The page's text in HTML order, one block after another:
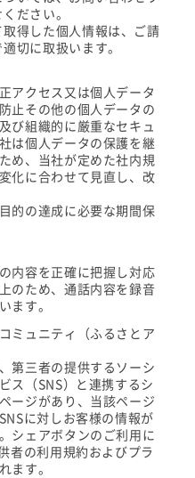
ださい。
得した個人情報は、ご請
切に取扱います。
アクセス又は個人データ
止その他の個人データの
び組織的に厳重なセキュ
は個人データの保護を継
め、当社が定めた社内規
化に合わせて見直し、改
的の達成に必要な期間保
内容を正確に把握し対応
のため、通話内容を録音
ます。
ミュニティ（ふるさとア
第三者の提供するソーシ
ス（SNS）と連携するシ
ージがあり、当該ページ
に対しお客様の情報が
シェアボタンのご利用に
者の利用規約およびプラ
ます。